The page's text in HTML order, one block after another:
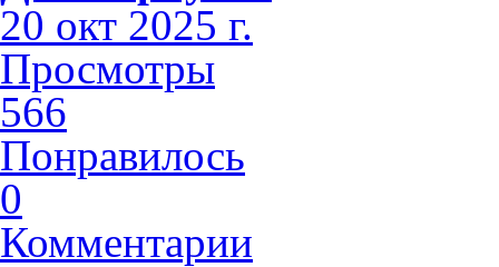
20 окт 2025 г.
Просмотры
566
Понравилось
0
Комментарии